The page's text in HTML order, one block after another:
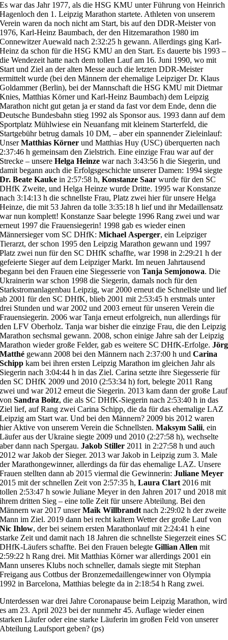
Es war das Jahr 1977, als die HSG KMU unter Führung von Heinrich
Hagenloch den 1. Leipzig Marathon startete. Athleten von unserem
Verein waren da noch nicht am Start, bis auf den DDR-Meister von
1976, Karl-Heinz Baumbach, der den Hitzemarathon 1980 im
Connewitzer Auewald nach 2:32:25 h gewann. Allerdings ging Karl-
Heinz da schon für die HSG KMU an den Start. Es dauerte bis 1993 –
die Wendezeit hatte nach dem tollen Lauf am 16. Juni 1990, wo mit
Start und Ziel an der alten Messe auch die letzten DDR-Meister
ermittelt wurde (bei den Männern der ehemalige Leipziger Dr. Klaus
Goldammer (Berlin), bei der Mannschaft die HSG KMU mit Dietmar
Knies, Matthias Körner und Karl-Heinz Baumbach) dem Leipzig
Marathon nicht gut getan ja er stand da fast vor dem Ende, denn die
Deutsche Bundesbahn stieg 1992 als Sponsor aus. 1993 dann auf dem
Sportplatz Mühlwiese ein Neuanfang mit kleinem Starterfeld, die
Startgebühr betrug damals 10 DM, – aber ein spannender Zieleinlauf:
UnserMatthias Körner und Matthias Huy (USC) überquerten nach
2:37:46 h gemeinsam den Zielstrich. Eine einzige Frau war auf der
Strecke – unsereHelga Heinze war nach 3:43:56 h die Siegerin, und
damit begann auch die Erfolgsgeschichte unserer Damen: 1994 siegte
Dr. Beate Kauke in 2:57:58 h,Konstanze Saarwurde für den SC
DHfK Zweite, und Helga Heinze wurde Dritte. 1995 war Konstanze
nach 3:14:13 h die schnellste Frau, Platz zwei hier für unsere Helga
Heinze, die mit 53 Jahren da tolle 3:35:18 h lief und ihr Medaillensatz
war nun komplett! Konstanze Saar belegte 1996 Rang zwei und war
erneut 1997 die Frauensiegerin! 1998 gab es wieder einen
Männersieger vom SC DHfK:Michael Asperger, ein Leipziger
Tierarzt, der schon 1995 den Leipzig Marathon gewann und 1997
Platz zwei nun für den SC DHfK schaffte, war 1998 in 2:29:21 h der
gefeierte Sieger auf dem Leipziger Markt. Im neuen Jahrtausend
begann bei den Frauen eine Siegesserie vonTanja Semjonowa. Die
Ukrainerin war schon 1998 die Siegerin, damals noch für den
Starkstromanlagenbau Leipzig, war 2000 erneut die Schnellste und lief
ab 2001 für den SC DHfK, blieb 2001 mit 2:53:45 h erstmals unter
drei Stunden und war 2002 und 2003 erneut für unseren Verein die
Frauensiegerin. 2006 war Tanja erneut erfolgreich, nun allerdings für
den LFV Oberholz. Tanja war bisher die einzige Frau, die den Leipzig
Marathon sechsmal gewann. 2008, schon einige Jahre sah der Leipzig
Marathon wieder große Felder, gab es weitere SC DHfK-Erfolge.Jörg
Matthé gewann 2008 bei den Männern nach 2:37:00 h undCarina
Schipp kam bei ihren ersten Leipzig Marathon im gleichen Jahr als
Siegerin nach 3:04:44 h in das Ziel. Carina setzte ihre Siegesserie für
den SC DHfK 2009 und 2010 (2:53:34 h) fort, belegte 2011 Rang
zwei und war 2012 erneut die Siegerin. 2013 kam dann der große Lauf
vonSandra Boitz, die als SC DHfK-Siegerin nach 2:53:40 h in das
Ziel lief, auf Rang zwei Carina Schipp, die da für das ehemalige LAZ
Leipzig am Start war. Und bei den Männern? 2009 bis 2012 waren
hier Aktive von unserem Verein die Schnellsten.Maksym Salii, ein
Läufer aus der Ukraine siegte 2009 und 2010 (2:27:58 h), wechselte
aber dann nach Spergau.Jakob Stiller 2011 in 2:27:58 h und auch
2012 war Jakob der Sieger. 2013 war Jakob in Leipzig zum 3. Male
der Marathongewinner, allerdings da für das ehemalige LAZ. Unsere
Frauen stellten dann ab 2015 viermal die Gewinnerin:Juliane Meyer
2015 mit der schnellen Zeit von 2:57:35 h,Laura Clart 2016 mit
tollen 2:53:47 h sowie Juliane Meyer in den Jahren 2017 und 2018 mit
ihrem dritten Sieg – eine tolle Zeit für unsere Abteilung. Bei den
Männern war 2017 unserMaik Willbrandt nach 2:29:02 h der zweite
Mann im Ziel. 2019 dann bei recht kaltem Wetter der große Lauf von
Nic Ihlow, der bei seinem ersten Marathonlauf mit 2:24:41 h eine
starke Zeit und damit nach 18 Jahren die schnellste Siegerzeit eines SC
DHfK-Läufers schaffte. Bei den Frauen belegteGillian Allenmit
2:59:22 h Rang drei. Mit Matthias Körner war allerdings 2001 ein
Mann unseres Klubs noch schneller, damals siegte mit Stephan
Freigang aus Cottbus der Bronzemedaillengewinner von Olympia
1992 in Barcelona, Matthias belegte da in 2:18:54 h Rang zwei.
Unterdessen war drei Jahre Coronapause beim Leipzig Marathon, wird
es am 23. April 2023 bei der nunmehr 45. Auflage wieder einen
starken Läufer oder eine starke Läuferin im großen Feld von unserer
Abteilung Laufsport geben? (ps)